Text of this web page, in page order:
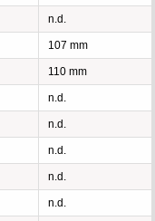
n.d.
107 mm
110 mm
n.d.
n.d.
n.d.
n.d.
n.d.